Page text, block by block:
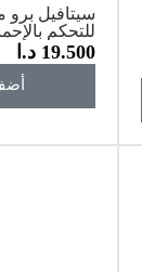
سيتافيل
للتحكم بالإحمرار
19.500 د.ا